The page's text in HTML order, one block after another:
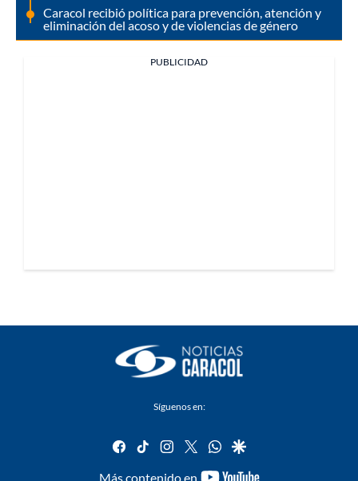
Caracol recibió política para prevención, atención y
eliminación del acoso y de violencias de género
PUBLICIDAD
Síguenos en:
facebook
tiktok instagram
twitterwhatsapp
google
Más contenido en
youtube-